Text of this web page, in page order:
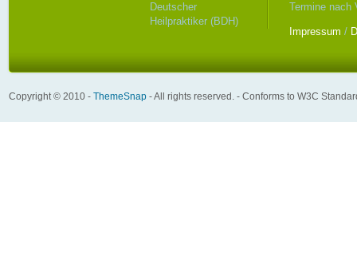
Deutscher
Heilpraktiker (BDH)
Termine nach
Impressum /
Copyright © 2010 - ThemeSnap - All rights reserved. - Conforms to W3C